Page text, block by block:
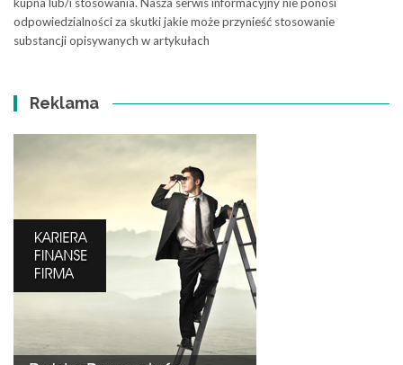
kupna lub/i stosowania. Nasza serwis informacyjny nie ponosi
odpowiedzialności za skutki jakie może przynieść stosowanie
substancji opisywanych w artykułach
Reklama